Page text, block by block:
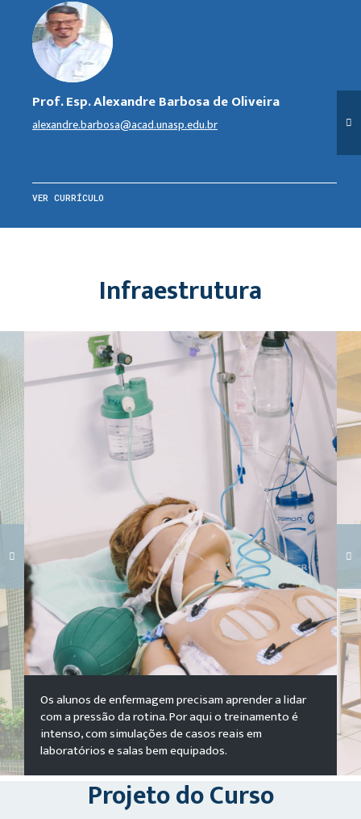
Prof. Esp. Alexandre Barbosa de Oliveira
alexandre.barbosa@acad.unasp.edu.br
VER CURRÍCULO
Infraestrutura
Carregando galeria...
Os alunos de enfermagem precisam aprender a lidar
com a pressão da rotina. Por aqui o treinamento é
intenso, com simulações de casos reais em
laboratórios e salas bem equipados.
Projeto do Curso